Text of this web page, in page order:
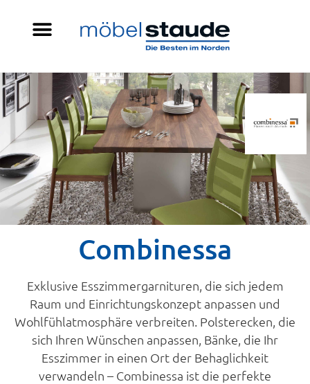
Combinessa
Exklusive Esszimmergarnituren, die sich jedem
Raum und Einrichtungskonzept anpassen und
Wohlfühlatmosphäre verbreiten. Polsterecken, die
sich Ihren Wünschen anpassen, Bänke, die Ihr
Esszimmer in einen Ort der Behaglichkeit
verwandeln – Combinessa ist die perfekte